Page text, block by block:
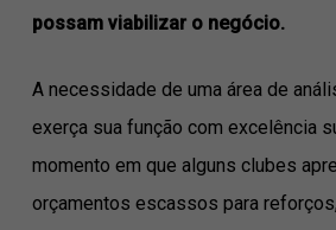
possam viabilizar o negócio.
A necessidade de uma área de
exerça sua função com excelência
momento em que alguns clubes
orçamentos escassos para